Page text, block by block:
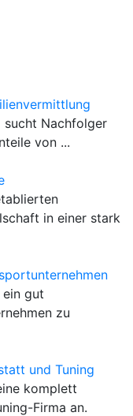
sucht Nachfolger
von ...
in einer stark
gut
zu
und Tuning
komplett
Firma an.